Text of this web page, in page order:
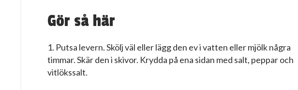
Gör så här
1. Putsa levern. Skölj väl eller lägg den ev i vatten eller mjölk några
timmar. Skär den i skivor. Krydda på ena sidan med salt, peppar och
vitlökssalt.